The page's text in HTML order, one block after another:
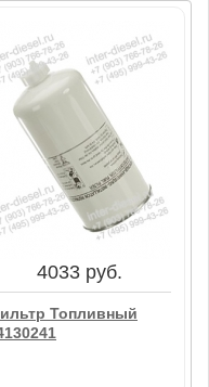
37569 руб.
Фильтр
4033 руб.
Топливный